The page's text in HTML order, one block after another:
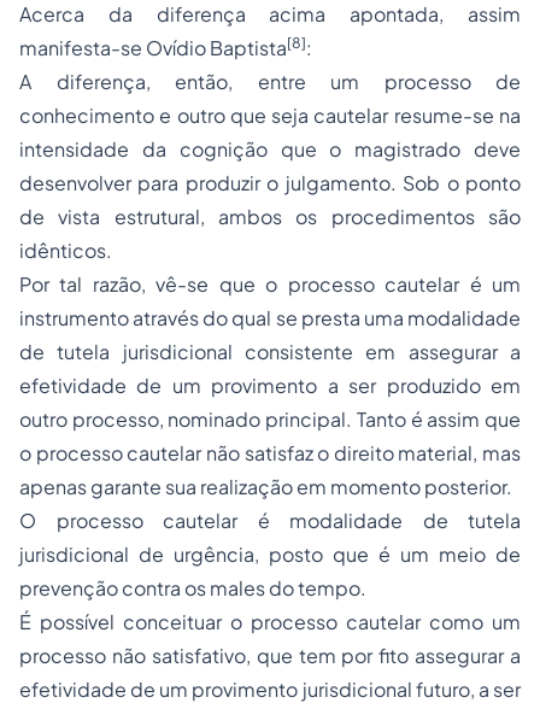
Acerca da diferença acima apontada, assim
manifesta-se Ovídio Baptista[8]:
A diferença, então, entre um processo de
conhecimento e outro que seja cautelar resume-se na
intensidade da cognição que o magistrado deve
desenvolver para produzir o julgamento. Sob o ponto
de vista estrutural, ambos os procedimentos são
idênticos.
Por tal razão, vê-se que o processo cautelar é um
instrumento através do qual se presta uma modalidade
de tutela jurisdicional consistente em assegurar a
efetividade de um provimento a ser produzido em
outro processo, nominado principal. Tanto é assim que
o processo cautelar não satisfaz o direito material, mas
apenas garante sua realização em momento posterior.
O processo cautelar é modalidade de tutela
jurisdicional de urgência, posto que é um meio de
prevenção contra os males do tempo.
É possível conceituar o processo cautelar como um
processo não satisfativo, que tem por fito assegurar a
efetividade de um provimento jurisdicional futuro, a ser